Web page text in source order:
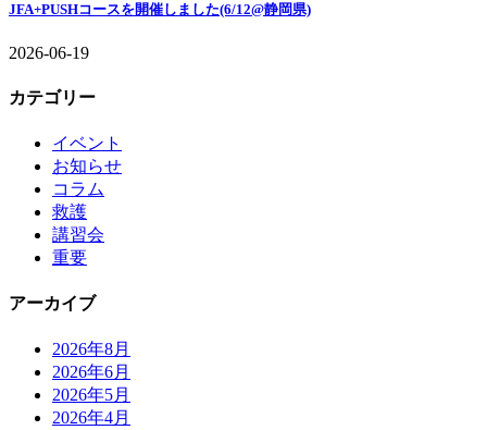
JFA+PUSHコースを開催しました(6/12@静岡県)
2026-06-19
カテゴリー
イベント
お知らせ
コラム
救護
講習会
重要
アーカイブ
2026年8月
2026年6月
2026年5月
2026年4月